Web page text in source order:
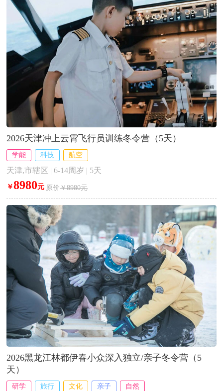
2026天津冲上云霄飞行员训练冬令营（5天）
学能 科技 航空
天津,市辖区 | 6-14周岁 | 5天
￥8980元 原价￥8980元
2026黑龙江林都伊春小众深入独立/亲子冬令营（5
天）
研学 旅行 文化 亲子 自然